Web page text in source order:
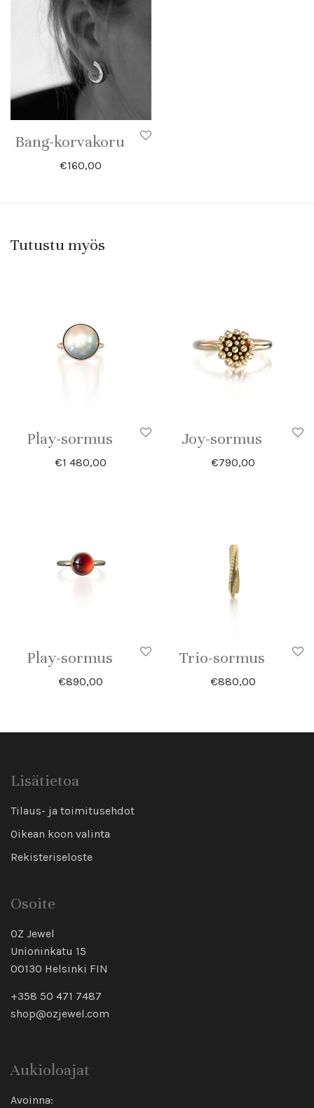
Bang-korvakoru
€160,00
Tutustu myös
Play-sormus
€1 480,00
Joy-sormus
€790,00
Play-sormus
€890,00
Trio-sormus
€880,00
Lisätietoa
Tilaus- ja toimitusehdot
Oikean koon valinta
Rekisteriseloste
Osoite
OZ Jewel
Unioninkatu 15
00130 Helsinki FIN
+358 50 471 7487
shop@ozjewel.com
Aukioloajat
Avoinna: